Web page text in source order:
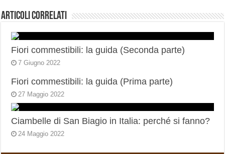
Articoli correlati
Fiori commestibili: la guida (Seconda parte)
7 Giugno 2022
Fiori commestibili: la guida (Prima parte)
27 Maggio 2022
Ciambelle di San Biagio in Italia: perché si fanno?
24 Maggio 2022